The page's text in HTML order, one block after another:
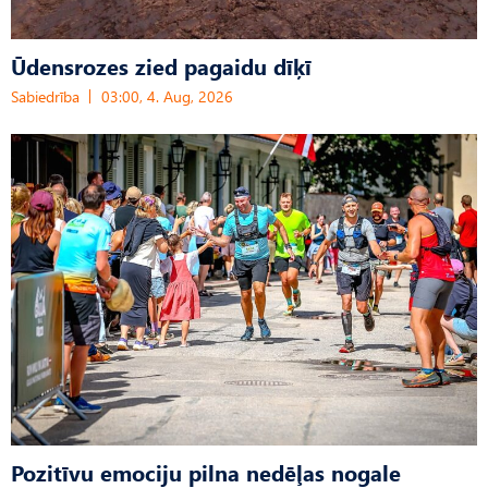
Ūdensrozes zied pagaidu dīķī
Sabiedrība 03:00, 4. Aug, 2026
Pozitīvu emociju pilna nedēļas nogale